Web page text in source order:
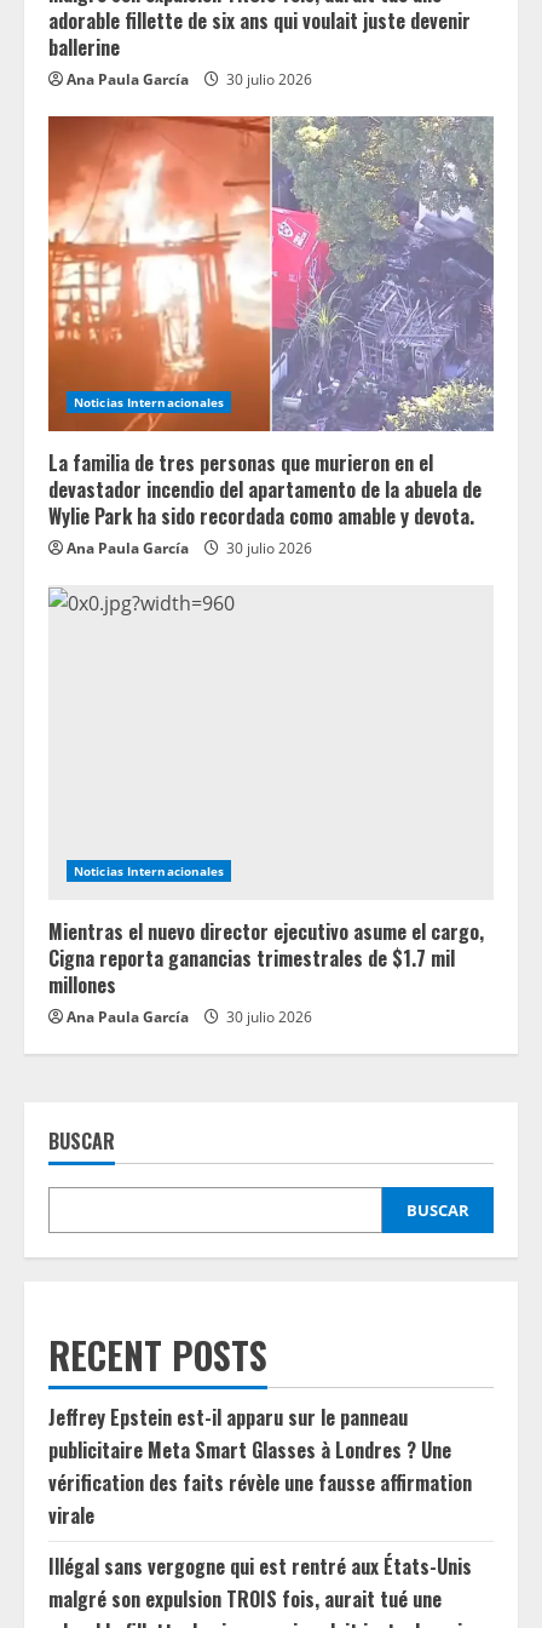
adorable fillette de six ans qui voulait juste devenir
ballerine
Ana Paula García 30 julio 2026
Noticias Internacionales
La familia de tres personas que murieron en el
devastador incendio del apartamento de la abuela de
Wylie Park ha sido recordada como amable y devota.
Ana Paula García 30 julio 2026
Noticias Internacionales
Mientras el nuevo director ejecutivo asume el cargo,
Cigna reporta ganancias trimestrales de $1.7 mil
millones
Ana Paula García 30 julio 2026
BUSCAR
BUSCAR
RECENT POSTS
Jeffrey Epstein est-il apparu sur le panneau
publicitaire Meta Smart Glasses à Londres ? Une
vérification des faits révèle une fausse affirmation
virale
Illégal sans vergogne qui est rentré aux États-Unis
malgré son expulsion TROIS fois, aurait tué une